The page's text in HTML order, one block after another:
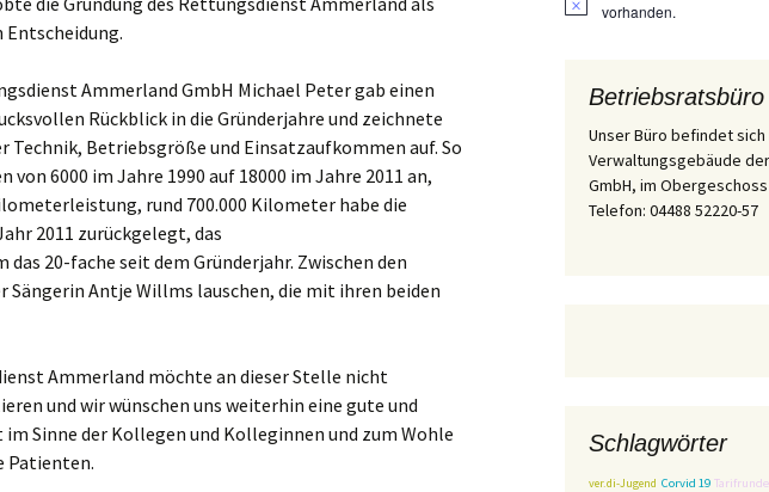
Entscheidung.
Ammerland GmbH Michael Peter gab einen
Rückblick in die Gründerjahre und zeichnete
Technik, Betriebsgröße und Einsatzaufkommen auf. So
6000 im Jahre 1990 auf 18000 im Jahre 2011 an,
rund 700.000 Kilometer habe die
2011 zurückgelegt, das
20-fache seit dem Gründerjahr. Zwischen den
Sängerin Antje Willms lauschen, die mit ihren beiden
Ammerland möchte an dieser Stelle nicht
und wir wünschen uns weiterhin eine gute und
Sinne der Kollegen und Kolleginnen und zum Wohle
Patienten.
Hinweisvorhanden.
Betriebsratsbüro
Unser Büro befindet sich
Verwaltungsgebäude
GmbH, im
Telefon: 04488 52220-57
Schlagwörter
ver.di-Jugend Corvid 19 Tarifrunde